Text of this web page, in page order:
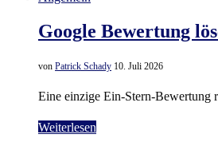
Google Bewertung
von Patrick Schady 10. Juli 2026
Eine einzige Ein-Stern-Bewertung
Weiterlesen